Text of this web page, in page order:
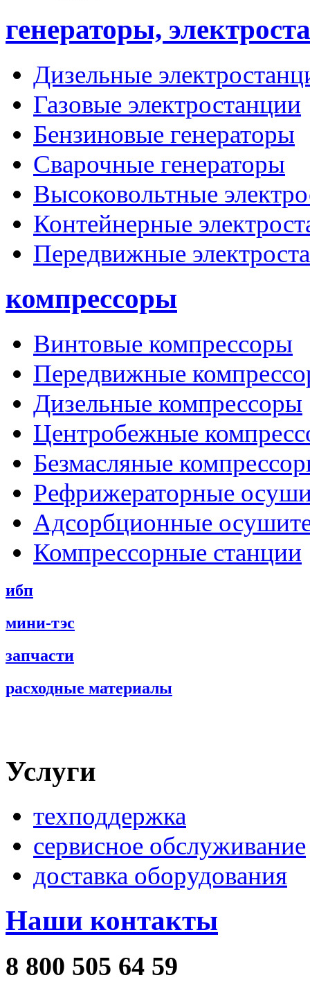
генераторы,
Дизельные
Газовые электростанции
Бензиновые генераторы
Сварочные генераторы
Высоковольтные
Контейнерные
Передвижные
компрессоры
Винтовые компрессоры
Передвижные
Дизельные компрессоры
Центробежные
Безмасляные
Рефрижераторные
Адсорбционные
Компрессорные станции
ибп
мини-тэс
запчасти
расходные материалы
Услуги
техподдержка
сервисное обслуживание
доставка оборудования
Наши контакты
8 800 505 64 59